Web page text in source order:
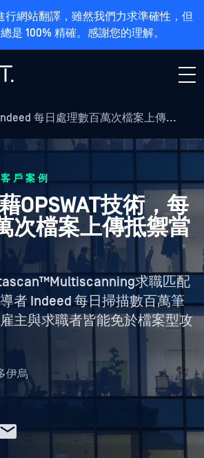
行網站翻譯，雖然我們力求準確性，但
是 100% 精確。感謝您的理解。
Indeed 每日處理數百萬次檔案上傳...
戶案例
OPSWAT技術，每
次檔案上傳抵禦當
求職匹配
者 Indeed 每日掃描數百萬筆
主與求職者皆能免於檔案型攻
伊烏